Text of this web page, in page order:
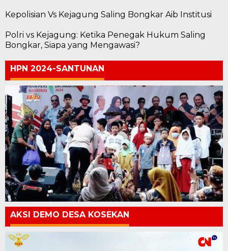
Kepolisian Vs Kejagung Saling Bongkar Aib Institusi
Polri vs Kejagung: Ketika Penegak Hukum Saling
Bongkar, Siapa yang Mengawasi?
HPN 2024-SANTUNAN
AKSI DEMO DESA KOSEKAN